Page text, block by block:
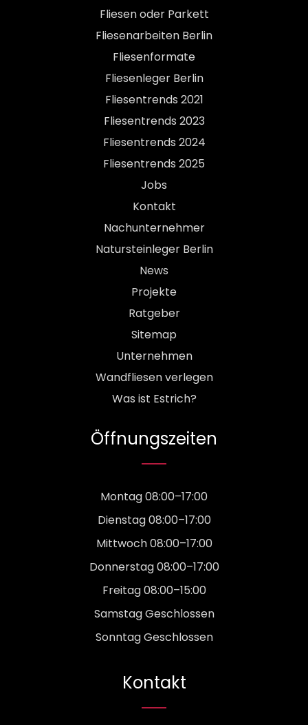
Fliesen oder Parkett
Fliesenarbeiten Berlin
Fliesenformate
Fliesenleger Berlin
Fliesentrends 2021
Fliesentrends 2023
Fliesentrends 2024
Fliesentrends 2025
Jobs
Kontakt
Nachunternehmer
Natursteinleger Berlin
News
Projekte
Ratgeber
Sitemap
Unternehmen
Wandfliesen verlegen
Was ist Estrich?
Öffnungszeiten
Montag 08:00–17:00
Dienstag 08:00–17:00
Mittwoch 08:00–17:00
Donnerstag 08:00–17:00
Freitag 08:00–15:00
Samstag Geschlossen
Sonntag Geschlossen
Kontakt